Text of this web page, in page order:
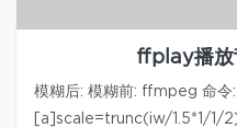
ffplay播放
模糊后: 模糊前: ffmpeg 命
[a]scale=trunc(iw/1.5*1/1/